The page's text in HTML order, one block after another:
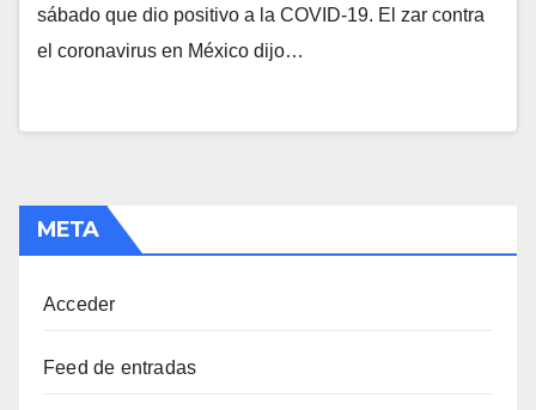
sábado que dio positivo a la COVID-19. El zar contra
el coronavirus en México dijo…
META
Acceder
Feed de entradas